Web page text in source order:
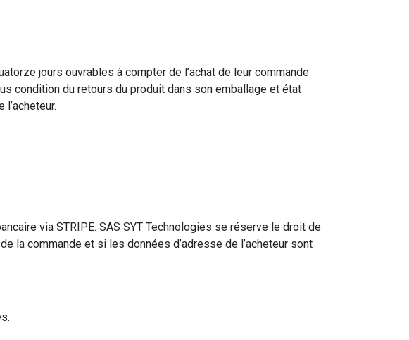
jours ouvrables à compter de l’achat de leur commande
condition du retours du produit dans son emballage et état
via STRIPE. SAS SYT Technologies se réserve le droit de
la commande et si les données d’adresse de l’acheteur sont